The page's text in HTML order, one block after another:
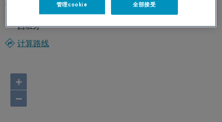
C-31KM 347
17257 GUALTA (GIRONA)
西班牙
计算路线
+
−
管理cookie 全部接受